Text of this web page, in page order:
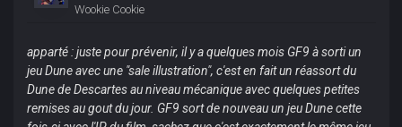
Wookie Cookie
apparté : juste pour prévenir, il y a quelques mois GF9 à sorti un
jeu Dune avec une "sale illustration", c'est en fait un réassort du
Dune de Descartes au niveau mécanique avec quelques petites
remises au gout du jour. GF9 sort de nouveau un jeu Dune cette